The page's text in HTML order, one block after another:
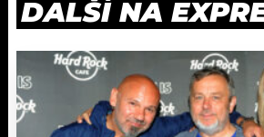
DALŠÍ NA